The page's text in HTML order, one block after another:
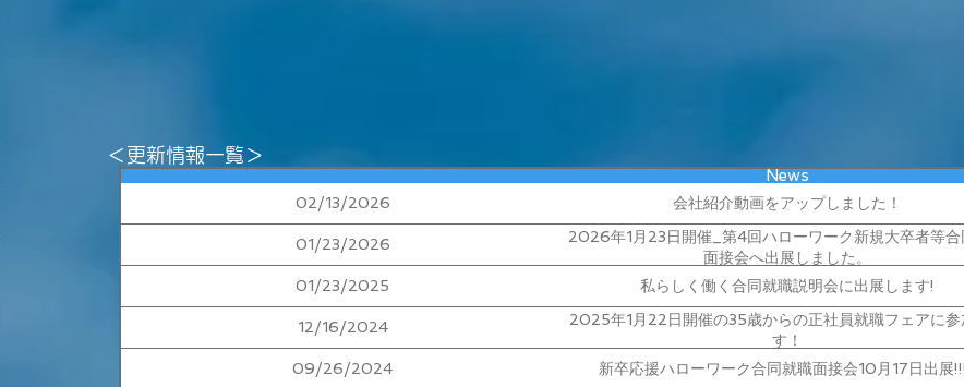
News
02/13/2026 会社紹介動画をアップしました！
01/23/2026
2026年1月23日開催_第4回ハローワーク新規大卒者等合
面接会へ出展しました。
01/23/2025
私らしく働く合同就職説明会に出展します!
12/16/2024
2025年1月22日開催の35歳からの正社員就職フェアに参
す！
09/26/2024
新卒応援ハローワーク合同就職面接会10月17日出展
＜​更新情報一覧＞